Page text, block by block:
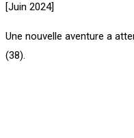
[Juin 2024]
Une nouvelle aventure a
(38).